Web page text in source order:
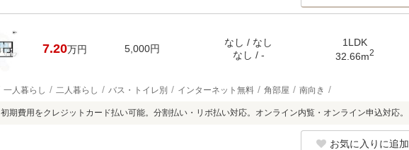
7.20万円 5,000円
なし / なし
なし / -
1LDK
32.66m2
一人暮らし 二人暮らし バス・トイレ別 インターネット無料 角部屋 南向き
初期費用をクレジットカード払い可能。分割払い・リボ払い対応。オンライン内覧・オンライン申込対応。
お気に入りに追加